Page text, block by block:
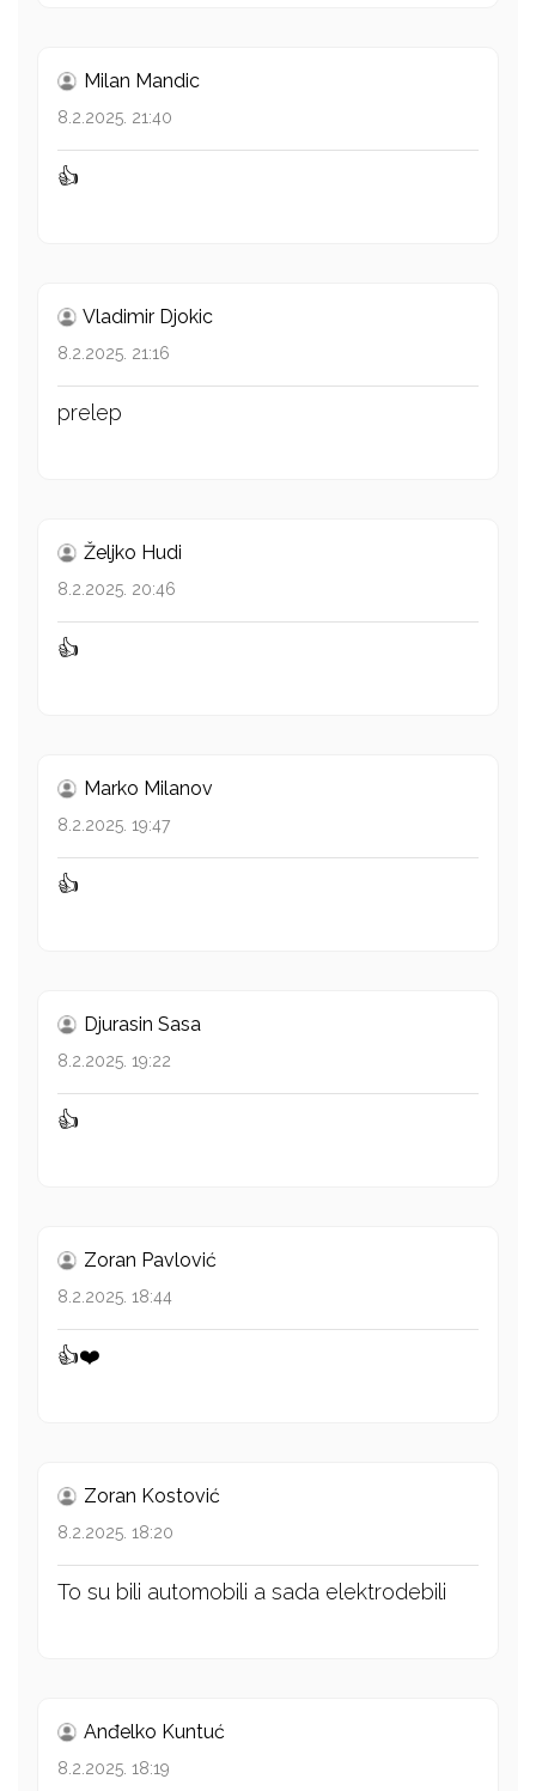
Milan Mandic
8.2.2025. 21:40
👍
Vladimir Djokic
8.2.2025. 21:16
prelep
Željko Hudi
8.2.2025. 20:46
👍
Marko Milanov
8.2.2025. 19:47
👍
Djurasin Sasa
8.2.2025. 19:22
👍
Zoran Pavlović
8.2.2025. 18:44
👍❤️
Zoran Kostović
8.2.2025. 18:20
To su bili automobili a sada elektrodebili
Anđelko Kuntuć
8.2.2025. 18:19